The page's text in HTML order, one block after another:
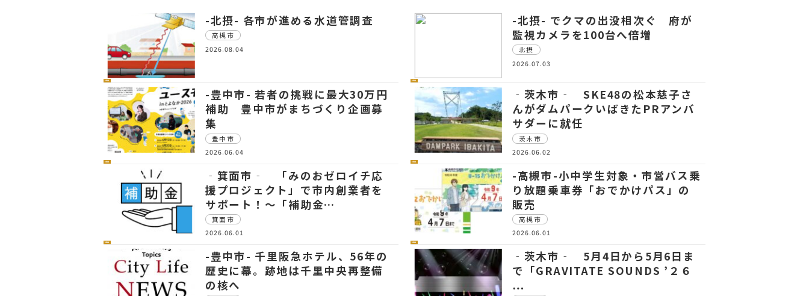
社会
-北摂- 各市が進める水道管調査
高槻市
2026.08.04
社会
-北摂- でクマの出没相次ぐ 府が
監視カメラを100台へ倍増
北摂
2026.07.03
社会
-豊中市- 若者の挑戦に最大30万円
補助 豊中市がまちづくり企画募
集
豊中市
2026.06.04
社会
‐茨木市‐ SKE48の松本慈子さ
んがダムパークいばきたPRアンバ
サダーに就任
茨木市
2026.06.02
社会
‐箕面市‐ 「みのおゼロイチ応
援プロジェクト」で市内創業者を
サポート！～「補助金…
箕面市
2026.06.01
社会
-高槻市-小中学生対象・市営バス乗
り放題乗車券「おでかけパス」の
販売
高槻市
2026.06.01
-豊中市- 千里阪急ホテル、56年の
歴史に幕。跡地は千里中央再整備
の核へ
‐茨木市‐ 5月4日から5月6日ま
で「GRAVITATE SOUNDS ’２６
…